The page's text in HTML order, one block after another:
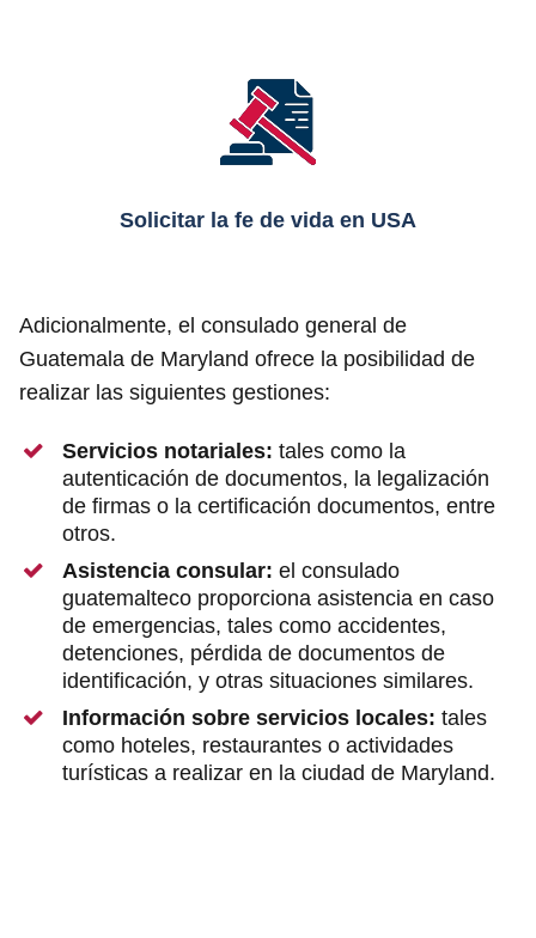
Solicitar la fe de vida en USA
Adicionalmente, el consulado general de
Guatemala de Maryland ofrece la posibilidad de
realizar las siguientes gestiones:
Servicios notariales: tales como la
autenticación de documentos, la legalización
de firmas o la certificación documentos, entre
otros.
Asistencia consular: el consulado
guatemalteco proporciona asistencia en caso
de emergencias, tales como accidentes,
detenciones, pérdida de documentos de
identificación, y otras situaciones similares.
Información sobre servicios locales: tales
como hoteles, restaurantes o actividades
turísticas a realizar en la ciudad de Maryland.